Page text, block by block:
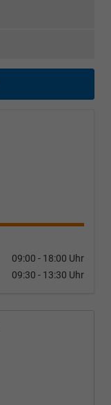
09:00 - 18:00 Uhr
09:30 - 13:30 Uhr